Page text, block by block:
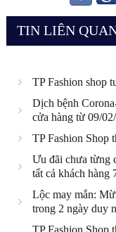
TIN LIÊN
TP Fashion shop
Dịch bệnh
cửa hàng từ 09/
TP Fashion Shop
Ưu đãi chưa từng
tất cả khách hàng
Lộc may mắn:
trong 2 ngày duy
TP Fashion Shop